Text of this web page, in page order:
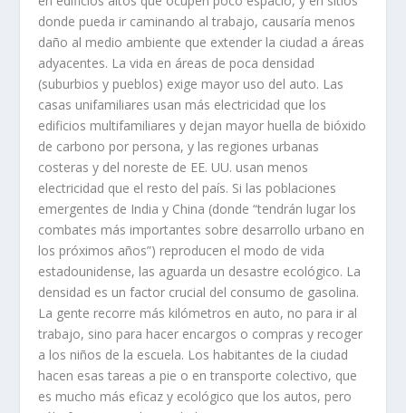
donde pueda ir caminando al trabajo, causaría menos
daño al medio ambiente que extender la ciudad a áreas
adyacentes. La vida en áreas de poca densidad
(suburbios y pueblos) exige mayor uso del auto. Las
casas unifamiliares usan más electricidad que los
edificios multifamiliares y dejan mayor huella de bióxido
de carbono por persona, y las regiones urbanas
costeras y del noreste de EE. UU. usan menos
electricidad que el resto del país. Si las poblaciones
emergentes de India y China (donde “tendrán lugar los
combates más importantes sobre desarrollo urbano en
los próximos años”) reproducen el modo de vida
estadounidense, las aguarda un desastre ecológico. La
densidad es un factor crucial del consumo de gasolina.
La gente recorre más kilómetros en auto, no para ir al
trabajo, sino para hacer encargos o compras y recoger
a los niños de la escuela. Los habitantes de la ciudad
hacen esas tareas a pie o en transporte colectivo, que
es mucho más eficaz y ecológico que los autos, pero